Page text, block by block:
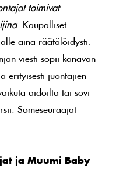
toimivat
. Kaupalliset
aina räätälöidysti.
viesti sopii kanavan
erityisesti juontajien
aidoilta tai sovi
Someseuraajat
ja Muumi Baby